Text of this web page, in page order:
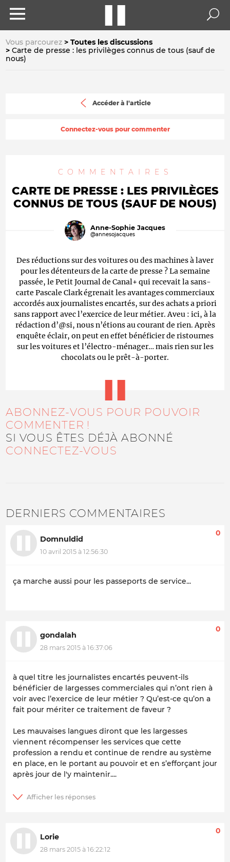
Vous parcourez
Toutes les discussions
Carte de presse : les privilèges connus de tous (sauf de
nous)
Accéder à l'article
Connectez-vous pour commenter
COMMENTAIRES
CARTE DE PRESSE : LES PRIVILÈGES
CONNUS DE TOUS (SAUF DE NOUS)
Anne-Sophie Jacques
@annesojacques
Des réductions sur des voitures ou des machines à laver
pour les détenteurs de la carte de presse ? La semaine
passée, le Petit Journal de Canal+ qui recevait la sans-
carte Pascale Clark égrenait les avantages commerciaux
accordés aux journalistes encartés, sur des achats a priori
sans rapport avec l’exercice de leur métier. Aveu : ici, à la
rédaction d’@si, nous n’étions au courant de rien. Après
enquête éclair, on peut en effet bénéficier de ristournes
sur les voitures et l’électro-ménager… mais rien sur les
chocolats ou le prêt-à-porter.
ABONNEZ-VOUS POUR POUVOIR
COMMENTER !
SI VOUS ÊTES DÉJÀ ABONNÉ
CONNECTEZ-VOUS
DERNIERS COMMENTAIRES
Domnuldid
10 avril 2015 à 12:56:30
0
ça marche aussi pour les passeports de service...
gondalah
28 mars 2015 à 16:37:06
0
à quel titre les journalistes encartés peuvent-ils
bénéficier de largesses commerciales qui n’ont rien à
voir avec l’exercice de leur métier ? Qu’est-ce qu’on a
fait pour mériter ce traitement de faveur ?
Les mauvaises langues diront que les largesses
viennent récompenser les services que cette
profession a rendu et continue de rendre au système
en place, en le portant au pouvoir et en s’efforçant jour
après jour de l'y maintenir....
Lorie
28 mars 2015 à 16:22:12
0